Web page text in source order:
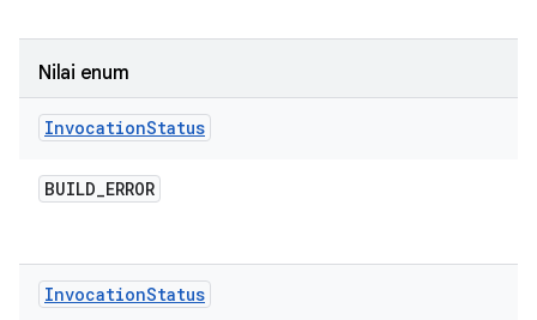
Nilai enum
InvocationStatus
BUILD_ERROR
InvocationStatus